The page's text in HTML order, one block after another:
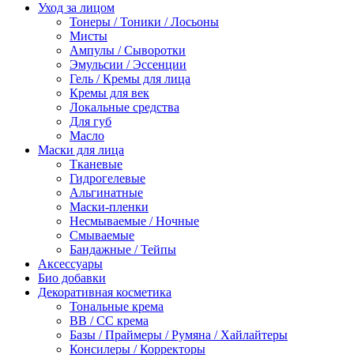
Уход за лицом
Тонеры / Тоники / Лосьоны
Мисты
Ампулы / Сыворотки
Эмульсии / Эссенции
Гель / Кремы для лица
Кремы для век
Локальные средства
Для губ
Масло
Маски для лица
Тканевые
Гидрогелевые
Альгинатные
Маски-пленки
Несмываемые / Ночные
Смываемые
Бандажные / Тейпы
Аксессуары
Био добавки
Декоративная косметика
Тональные крема
BB / СС крема
Базы / Праймеры / Румяна / Хайлайтеры
Консилеры / Корректоры